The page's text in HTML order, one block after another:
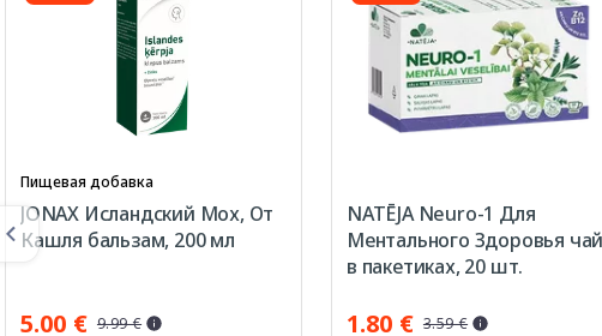
Пищевая добавка
JONAX Исландский Мох, От
Кашля бальзам, 200 мл
5.00 € 9.99 €
NATĒJA Neuro-1 Для
Ментального Здоровья чай
в пакетиках, 20 шт.
1.80 € 3.59 €